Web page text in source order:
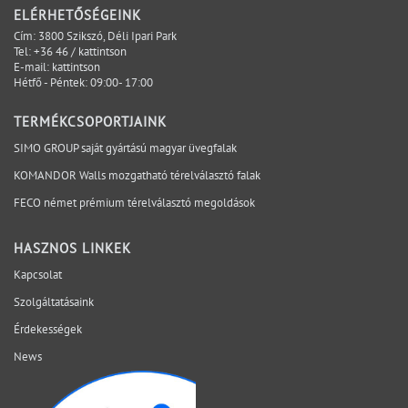
kevesebb lehetőség marad az egyszerű és kontrollált
megoldásra. A projektbiztonság ezért nem azt jelenti,
hogy minden változás kizárható. Azt jelenti, hogy a
kritikus kérdések időben láthatóvá válnak, a
felelősségi pontok egyértelműek, és a döntések a
megfelelő projektfázisban születnek meg. A SIMO a
rendszerben vizsgálja, hogy a bizonytalanság ne a
helyszínen váljon láthatóvá. Mely kérdéseket érdemes
lezárni még az ajánlatkérés előtt? Egyeztessen műszaki
ELÉRHETŐSÉGEINK
Cím: 3800 Szikszó, Déli Ipari Park
Tel:+36 46 / kattintson
E-mail: kattintson
Hétfő - Péntek: 09:00- 17:00
TERMÉKCSOPORTJAINK
SIMO GROUP saját gyártású magyar üvegfalak
KOMANDOR Walls mozgatható térelválasztó falak
FECO német prémium térelválasztó megoldások
HASZNOS LINKEK
Kapcsolat
Szolgáltatásaink
Érdekességek
News